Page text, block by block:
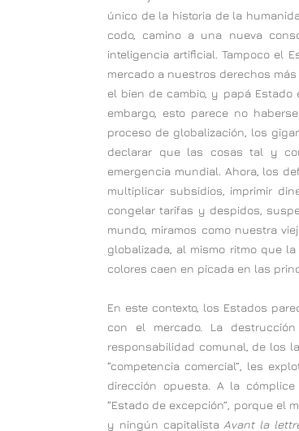
único de la historia de la
codo, camino a una nueva
inteligencia artificial. Tampoco el
mercado a nuestros derechos
el bien de cambio, y papá
embargo, esto parece no
proceso de globalización, los
declarar que las cosas tal y
emergencia mundial. Ahora, los
multiplicar subsidios, imprimir
congelar tarifas y despidos,
mundo, miramos como nuestra
globalizada, al mismo ritmo que
colores caen en picada en las
En este contexto, los Estados
con el mercado. La
responsabilidad comunal, de los
“competencia comercial”, les
dirección opuesta. A la
“Estado de excepción”, porque el
y ningún capitalista Avant la